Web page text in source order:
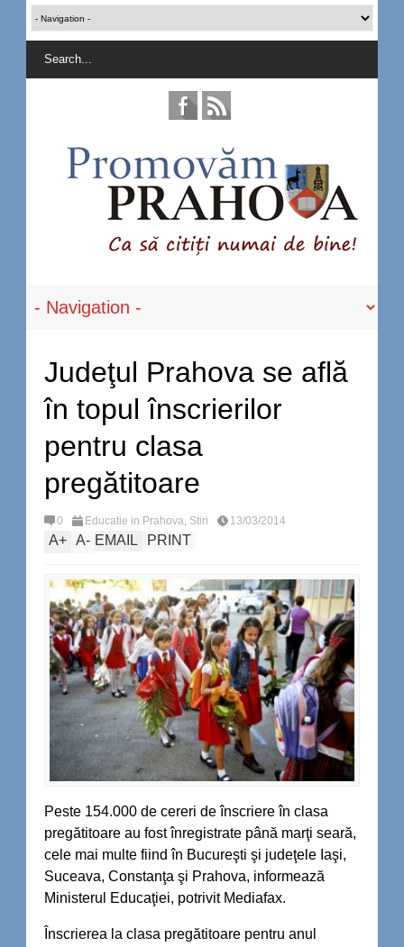
Judeţul Prahova se află
în topul înscrierilor
pentru clasa
pregătitoare
0 Educatie in Prahova, Stiri 13/03/2014
A+ A- EMAIL PRINT
Peste 154.000 de cereri de înscriere în clasa
pregătitoare au fost înregistrate până marţi seară,
cele mai multe fiind în Bucureşti şi judeţele Iaşi,
Suceava, Constanţa şi Prahova, informează
Ministerul Educaţiei, potrivit Mediafax.
Înscrierea la clasa pregătitoare pentru anul